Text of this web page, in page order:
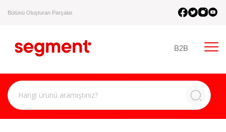
Bütünü Oluşturan Parçalar.
B2B